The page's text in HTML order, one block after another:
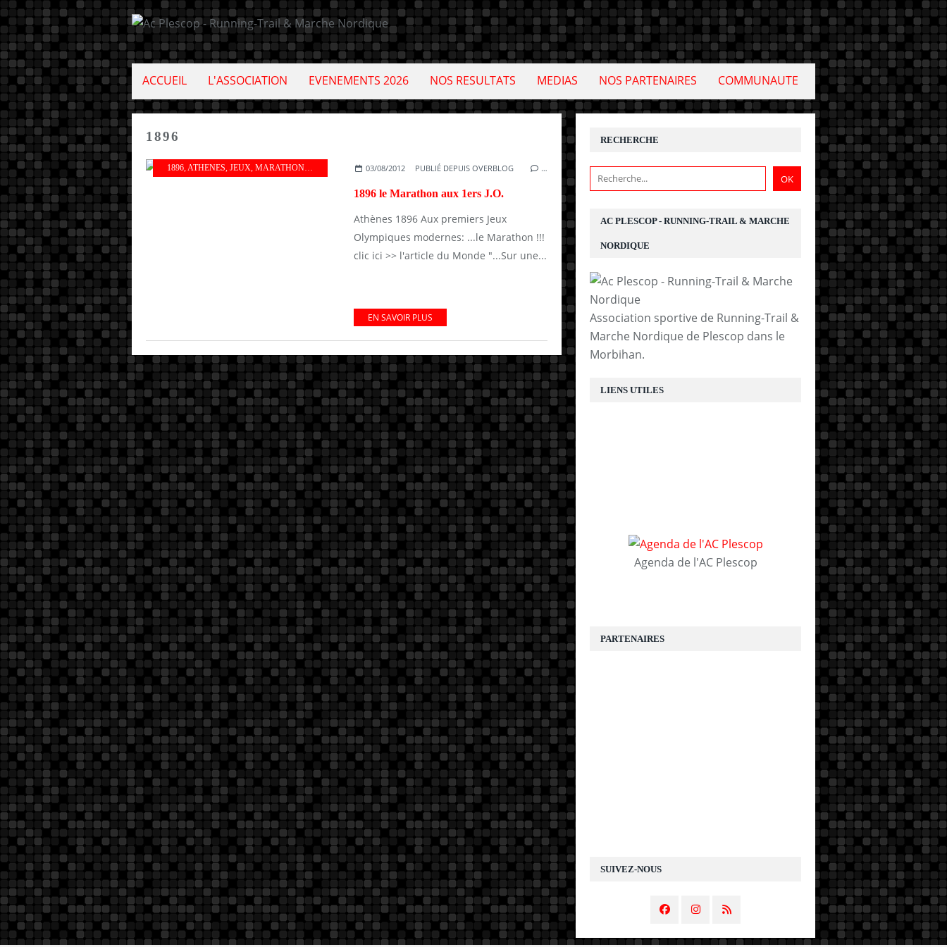
ACCUEIL L'ASSOCIATION EVENEMENTS 2026 NOS RESULTATS MEDIAS NOS PARTENAIRES COMMUNAUTE
1896
1896 ATHENES JEUX MARATHON OLYMPIQUES 03/08/2012 PUBLIÉ DEPUIS OVERBLOG …
1896 le Marathon aux 1ers J.O.
Athènes 1896 Aux premiers Jeux
Olympiques modernes: ...le Marathon !!!
clic ici >> l'article du Monde "...Sur une...
EN SAVOIR PLUS
SUIVEZ-NOUS
RECHERCHE
AC PLESCOP - RUNNING-TRAIL & MARCHE
NORDIQUE
Association sportive de Running-Trail &
Marche Nordique de Plescop dans le
Morbihan.
LIENS UTILES
Agenda de l'AC Plescop
PARTENAIRES